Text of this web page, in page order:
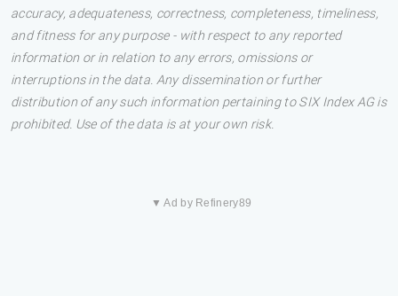
accuracy, adequateness, correctness, completeness, timeliness,
and fitness for any purpose - with respect to any reported
information or in relation to any errors, omissions or
interruptions in the data. Any dissemination or further
distribution of any such information pertaining to SIX Index AG is
prohibited. Use of the data is at your own risk.
▼ Ad by Refinery89